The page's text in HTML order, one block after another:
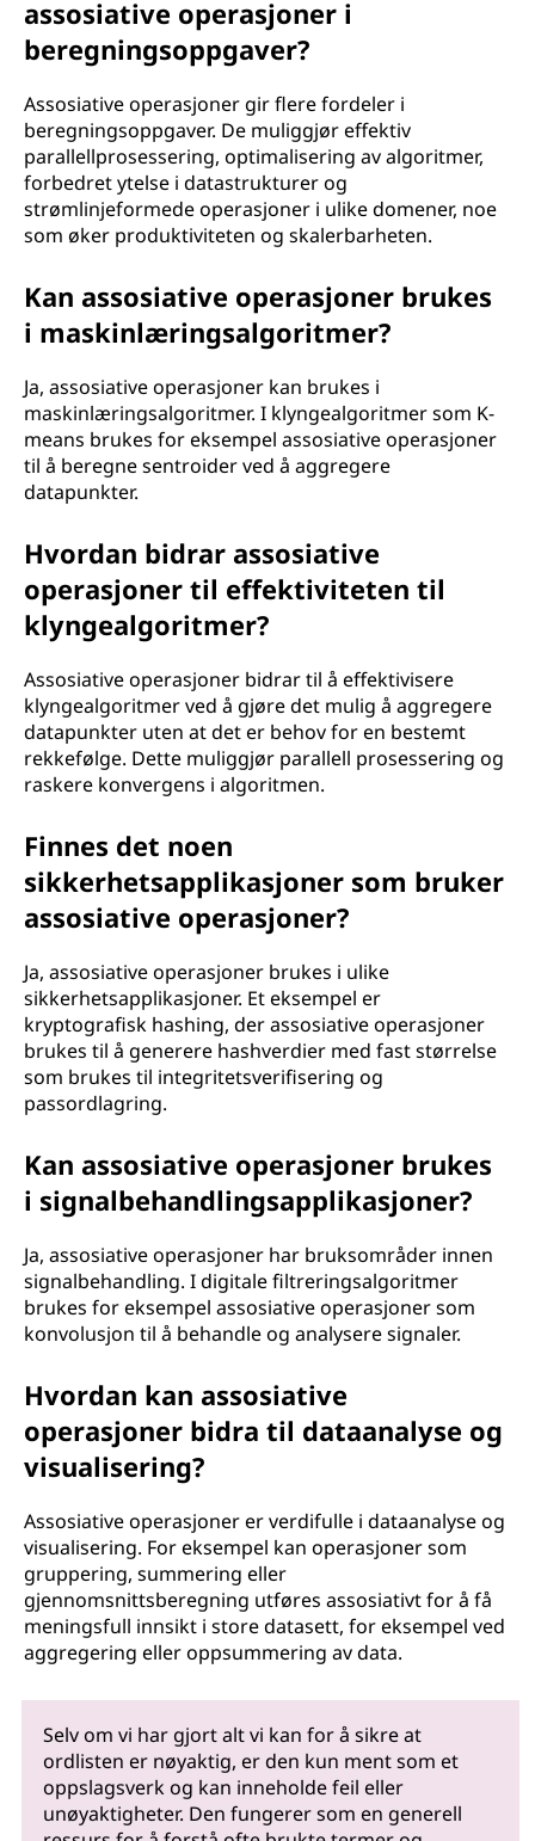
assosiative operasjoner i
beregningsoppgaver?
Assosiative operasjoner gir flere fordeler i
beregningsoppgaver. De muliggjør effektiv
parallellprosessering, optimalisering av algoritmer,
forbedret ytelse i datastrukturer og
strømlinjeformede operasjoner i ulike domener, noe
som øker produktiviteten og skalerbarheten.
Kan assosiative operasjoner brukes
i maskinlæringsalgoritmer?
Ja, assosiative operasjoner kan brukes i
maskinlæringsalgoritmer. I klyngealgoritmer som K-
means brukes for eksempel assosiative operasjoner
til å beregne sentroider ved å aggregere
datapunkter.
Hvordan bidrar assosiative
operasjoner til effektiviteten til
klyngealgoritmer?
Assosiative operasjoner bidrar til å effektivisere
klyngealgoritmer ved å gjøre det mulig å aggregere
datapunkter uten at det er behov for en bestemt
rekkefølge. Dette muliggjør parallell prosessering og
raskere konvergens i algoritmen.
Finnes det noen
sikkerhetsapplikasjoner som bruker
assosiative operasjoner?
Ja, assosiative operasjoner brukes i ulike
sikkerhetsapplikasjoner. Et eksempel er
kryptografisk hashing, der assosiative operasjoner
brukes til å generere hashverdier med fast størrelse
som brukes til integritetsverifisering og
passordlagring.
Kan assosiative operasjoner brukes
i signalbehandlingsapplikasjoner?
Ja, assosiative operasjoner har bruksområder innen
signalbehandling. I digitale filtreringsalgoritmer
brukes for eksempel assosiative operasjoner som
konvolusjon til å behandle og analysere signaler.
Hvordan kan assosiative
operasjoner bidra til dataanalyse og
visualisering?
Assosiative operasjoner er verdifulle i dataanalyse og
visualisering. For eksempel kan operasjoner som
gruppering, summering eller
gjennomsnittsberegning utføres assosiativt for å få
meningsfull innsikt i store datasett, for eksempel ved
aggregering eller oppsummering av data.
Selv om vi har gjort alt vi kan for å sikre at
ordlisten er nøyaktig, er den kun ment som et
oppslagsverk og kan inneholde feil eller
unøyaktigheter. Den fungerer som en generell